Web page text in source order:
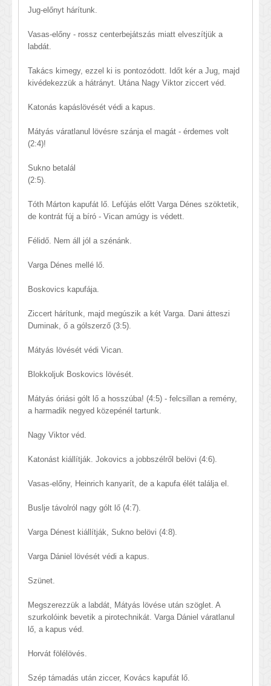
Jug-előnyt hárítunk.
Vasas-előny - rossz centerbejátszás miatt elveszítjük a
labdát.
Takács kimegy, ezzel ki is pontozódott. Időt kér a Jug, majd
kivédekezzük a hátrányt. Utána Nagy Viktor ziccert véd.
Katonás kapáslövését védi a kapus.
Mátyás váratlanul lövésre szánja el magát - érdemes volt
(2:4)!
Sukno betalál
(2:5).
Tóth Márton kapufát lő. Lefújás előtt Varga Dénes szöktetik,
de kontrát fúj a bíró - Vican amúgy is védett.
Félidő. Nem áll jól a szénánk.
Varga Dénes mellé lő.
Boskovics kapufája.
Ziccert hárítunk, majd megúszik a két Varga. Dani átteszi
Duminak, ő a gólszerző (3:5).
Mátyás lövését védi Vican.
Blokkoljuk Boskovics lövését.
Mátyás óriási gólt lő a hosszúba! (4:5) - felcsillan a remény,
a harmadik negyed közepénél tartunk.
Nagy Viktor véd.
Katonást kiállítják. Jokovics a jobbszélről belövi (4:6).
Vasas-előny, Heinrich kanyarít, de a kapufa élét találja el.
Buslje távolról nagy gólt lő (4:7).
Varga Dénest kiállítják, Sukno belövi (4:8).
Varga Dániel lövését védi a kapus.
Szünet.
Megszerezzük a labdát, Mátyás lövése után szöglet. A
szurkolóink bevetik a pirotechnikát. Varga Dániel váratlanul
lő, a kapus véd.
Horvát fölélövés.
Szép támadás után ziccer, Kovács kapufát lő.